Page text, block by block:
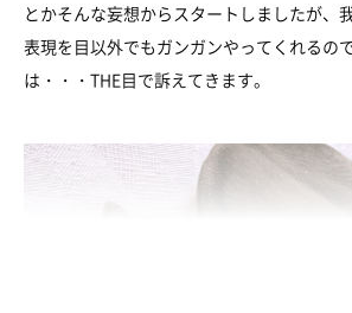
とかそんな妄想からスタートしましたが、
表現を目以外でもガンガンやってくれるの
は・・・THE目で訴えてきます。